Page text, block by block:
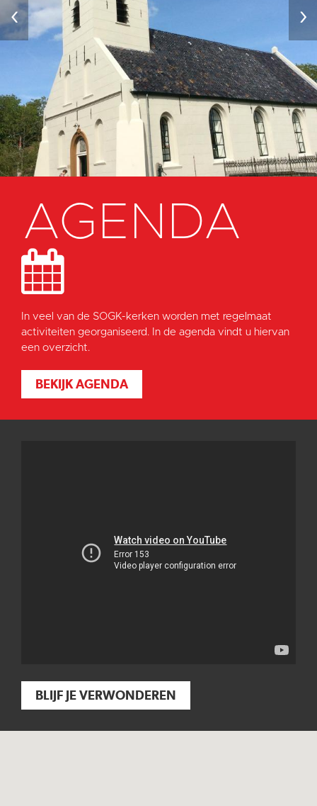
‹ ›
AGENDA
In veel van de SOGK-kerken worden met regelmaat
activiteiten georganiseerd. In de agenda vindt u hiervan
een overzicht.
BEKIJK AGENDA
BLIJF JE VERWONDEREN